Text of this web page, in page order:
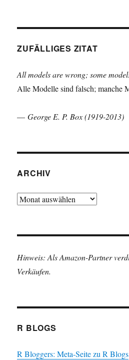
ZUFÄLLIGES ZITAT
All models are wrong; some
Alle Modelle sind falsch; manche
—George E. P. Box (1919-2013)
ARCHIV
Archiv
Hinweis: Als Amazon-Partner
Verkäufen.
R BLOGS
R Bloggers: Meta-Seite zu R Blogs